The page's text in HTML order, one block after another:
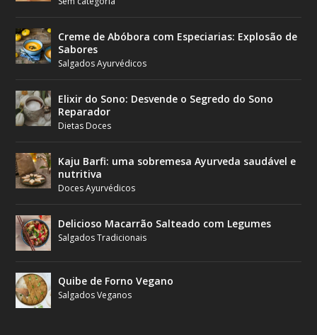
Creme de Abóbora com Especiarias: Explosão de
Sabores
Salgados Ayurvédicos
Elixir do Sono: Desvende o Segredo do Sono
Reparador
Dietas Doces
Kaju Barfi: uma sobremesa Ayurveda saudável e
nutritiva
Doces Ayurvédicos
Delicioso Macarrão Salteado com Legumes
Salgados Tradicionais
Quibe de Forno Vegano
Salgados Veganos